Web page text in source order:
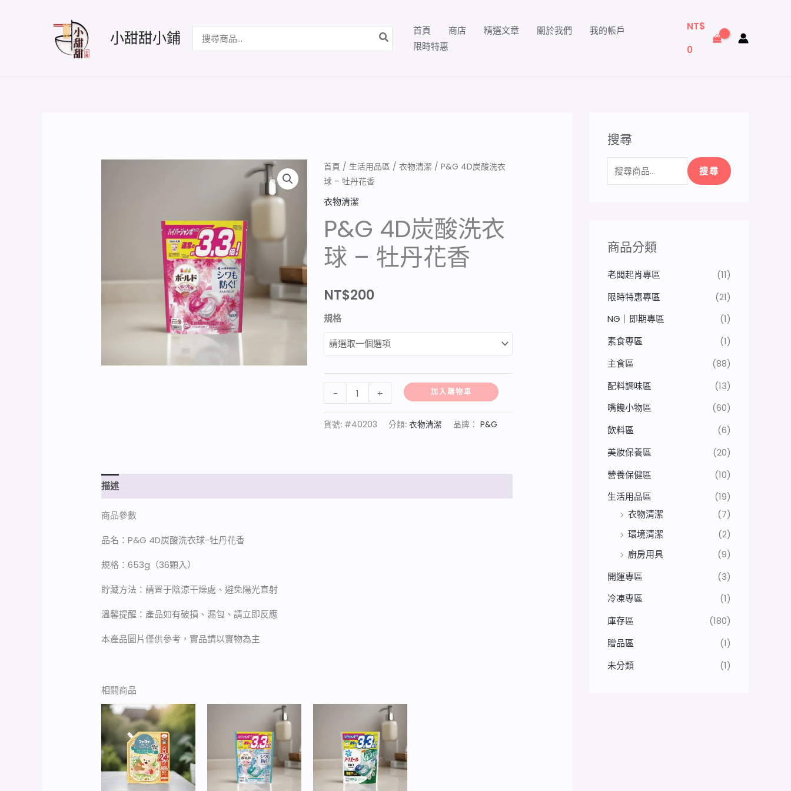
小甜甜小鋪
尋：
首頁 商店 精選文章 關於我們
我的帳戶
限時特惠
NT$
0
首頁 / 生活用品區 / 衣物清潔 / P&G 4D炭酸洗衣
球 – 牡丹花香
衣物清潔
P&G 4D炭酸洗衣
球 – 牡丹花香
NT$200
規格
-
P&G
4D
炭
洗
衣
球
牡
花
香
數
量
+
加入購物車
貨號: #40203 分類: 衣物清潔 品牌： P&G
描述
商品參數
品名：P&G 4D炭酸洗衣球-牡丹花香
規格：653g（36顆入）
貯藏方法：請置于陰涼干燥處、避免陽光直射
溫馨提醒：產品如有破損、漏包、請立即反應
本產品圖片僅供參考，實品請以實物為主
相關商品
搜尋
尋
搜尋
商品分類
老闆起肖專區
(11)
限時特惠專區
(21)
NG｜即期專區
(1)
素食專區
(1)
主食區
(88)
配料調味區
(13)
嘴饞小物區
(60)
飲料區
(6)
美妝保養區
(20)
營養保健區
(10)
生活用品區
(19)
衣物清潔
(7)
環境清潔
(2)
廚房用具
(9)
開運專區
(3)
冷凍專區
(1)
庫存區
(180)
贈品區
(1)
未分類
(1)